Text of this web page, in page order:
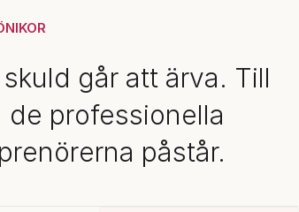
går att ärva. Till
professionella
påstår.